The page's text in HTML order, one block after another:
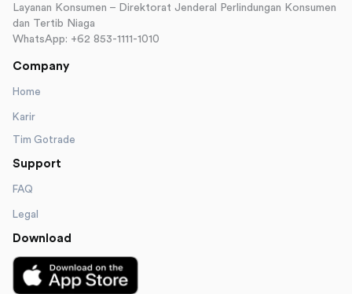
Layanan Konsumen – Direktorat Jenderal Perlindungan Konsumen
dan Tertib Niaga
WhatsApp: +62 853-1111-1010
Company
Home
Karir
Tim Gotrade
Support
FAQ
Legal
Download